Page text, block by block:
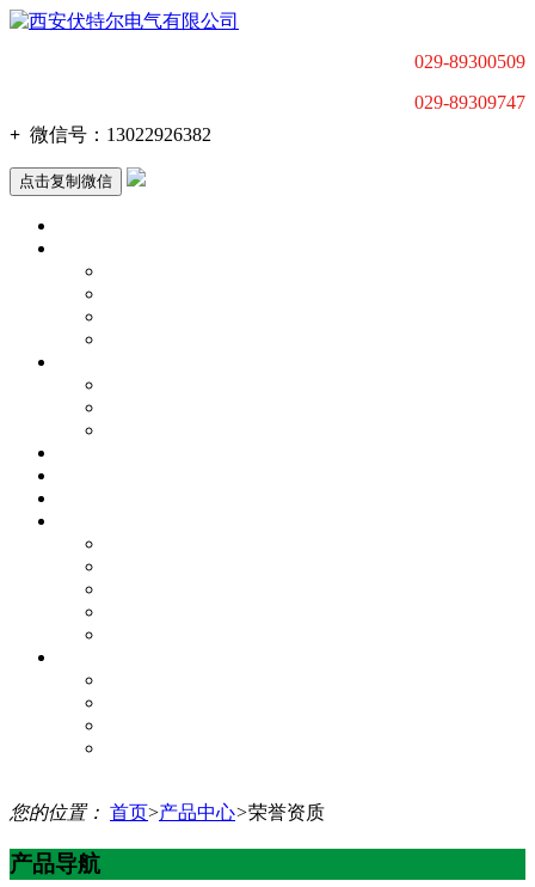
029-89300509
029-89309747
+ 微信号： 13022926382
点击复制微信
您的位置： 首页>产品中心>荣誉资质
产品导航